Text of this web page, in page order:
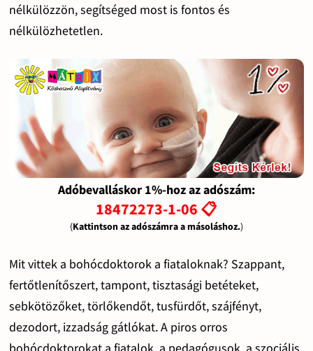
nélkülözzön, segítséged most is fontos és
nélkülözhetetlen.
Adóbevalláskor 1%-hoz az adószám:
18472273-1-06 📋
(Kattintson az adószámra a másoláshoz.)
Mit vittek a bohócdoktorok a fiataloknak? Szappant,
fertőtlenítőszert, tampont, tisztasági betéteket,
sebkötözőket, törlőkendőt, tusfürdőt, szájfényt,
dezodort, izzadság gátlókat. A piros orros